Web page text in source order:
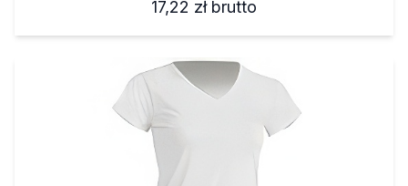
17,22 zł brutto